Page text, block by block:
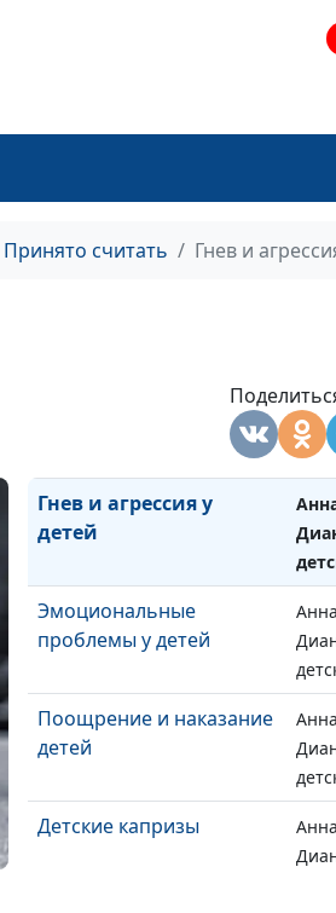
Принято считать Гнев и
Влияние гаджетов на
Гнев и агрессия у
детей
Эмоциональные
проблемы у детей
Поощрение и наказание
детей
Детские капризы